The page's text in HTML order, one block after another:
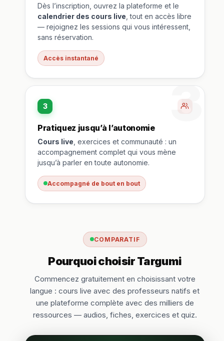
Dès l’inscription, ouvrez la plateforme et le
calendrier des cours live , tout en accès libre
— rejoignez les sessions qui vous intéressent,
sans réservation.
Accès instantané
3
3
Pratiquez jusqu’à l’autonomie
Cours live , exercices et communauté : un
accompagnement complet qui vous mène
jusqu’à parler en toute autonomie.
Accompagné de bout en bout
COMPARATIF
Pourquoi choisir Targumi
Commencez gratuitement en choisissant votre
langue : cours live avec des professeurs natifs et
une plateforme complète avec des milliers de
ressources — audios, fiches, exercices et quiz.